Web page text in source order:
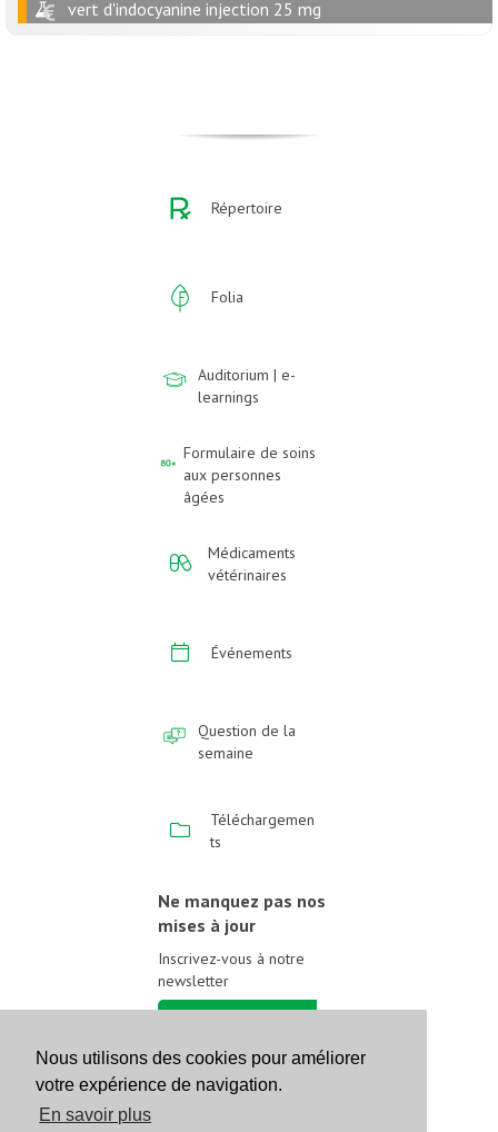
Nous utilisons des cookies pour améliorer
votre expérience de navigation.
En savoir plus
vert d'indocyanine injection 25 mg
Répertoire
Folia
Auditorium | e-
learnings
Formulaire de soins
aux personnes
âgées
Médicaments
vétérinaires
Événements
Question de la
semaine
Téléchargemen
ts
Ne manquez pas nos
mises à jour
Inscrivez-vous à notre
newsletter
Suivez-nous sur les